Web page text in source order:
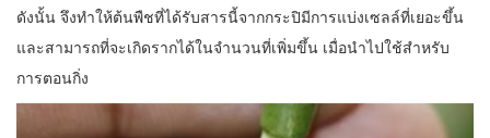
ดังนั้น จึงทำให้ต้นพืชที่ได้รับสารนี้จากกระปิมีการแบ่งเซลล์ที่เยอะขึ้น
และสามารถที่จะเกิดรากได้ในจำนวนที่เพิ่มขึ้น เมื่อนำไปใช้สำหรับ
การตอนกิ่ง